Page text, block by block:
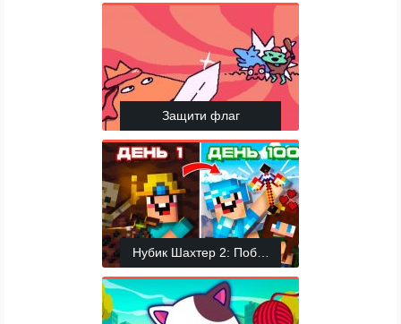
Защити флаг
Нубик Шахтер 2: Побег из тюрьмы